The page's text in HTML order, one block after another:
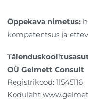
Õppekava nimetus:
kompetentsus ja
OÜ Gelmett Consult
Registrikood: 11545116
Koduleht